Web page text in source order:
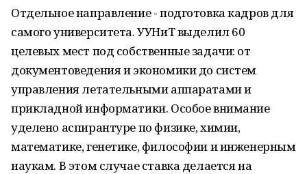
Отдельное направление - подготовка кадров для
самого университета. УУНиТ выделил 60
целевых мест под собственные задачи: от
документоведения и экономики до систем
управления летательными аппаратами и
прикладной информатики. Особое внимание
уделено аспирантуре по физике, химии,
математике, генетике, философии и инженерным
наукам. В этом случае ставка делается на